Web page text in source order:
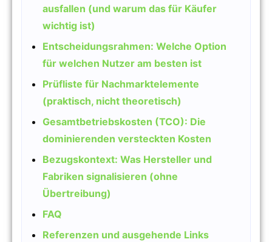
ausfallen (und warum das für Käufer
wichtig ist)
Entscheidungsrahmen: Welche Option
für welchen Nutzer am besten ist
Prüfliste für Nachmarktelemente
(praktisch, nicht theoretisch)
Gesamtbetriebskosten (TCO): Die
dominierenden versteckten Kosten
Bezugskontext: Was Hersteller und
Fabriken signalisieren (ohne
Übertreibung)
FAQ
Referenzen und ausgehende Links